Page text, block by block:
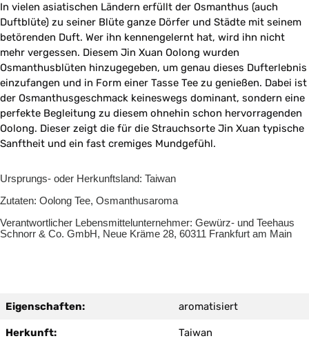
In vielen asiatischen Ländern erfüllt der Osmanthus (auch
Duftblüte) zu seiner Blüte ganze Dörfer und Städte mit seinem
betörenden Duft. Wer ihn kennengelernt hat, wird ihn nicht
mehr vergessen. Diesem Jin Xuan Oolong wurden
Osmanthusblüten hinzugegeben, um genau dieses Dufterlebnis
einzufangen und in Form einer Tasse Tee zu genießen. Dabei ist
der Osmanthusgeschmack keineswegs dominant, sondern eine
perfekte Begleitung zu diesem ohnehin schon hervorragenden
Oolong. Dieser zeigt die für die Strauchsorte Jin Xuan typische
Sanftheit und ein fast cremiges Mundgefühl.
Ursprungs- oder Herkunftsland: Taiwan
Zutaten: Oolong Tee, Osmanthusaroma
Verantwortlicher Lebensmittelunternehmer: Gewürz- und Teehaus
Schnorr & Co. GmbH, Neue Kräme 28, 60311 Frankfurt am Main
Eigenschaften: aromatisiert
Herkunft: Taiwan